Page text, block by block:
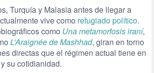
Turquía y Malasia antes de llegar a
vive como refugiado político.
como Una metamorfosis iraní,
L’Araignée de Mashhad, giran en torno
directas que el régimen actual tiene en
su cotidianidad.